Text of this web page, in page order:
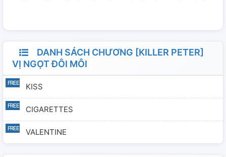
DANH SÁCH CHƯƠNG [KILLER PETER]
VỊ NGỌT ĐÔI MÔI
KISS
CIGARETTES
VALENTINE